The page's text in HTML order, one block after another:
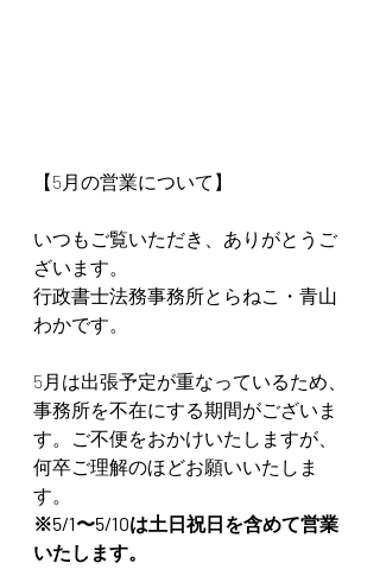
【5月の営業について】
いつもご覧いただき、ありがとうご
ざいます。
行政書士法務事務所とらねこ・青山
わかです。
5月は出張予定が重なっているため、
事務所を不在にする期間がございま
す。ご不便をおかけいたしますが、
何卒ご理解のほどお願いいたしま
す。
※5/1〜5/10は土日祝日を含めて営業
いたします。